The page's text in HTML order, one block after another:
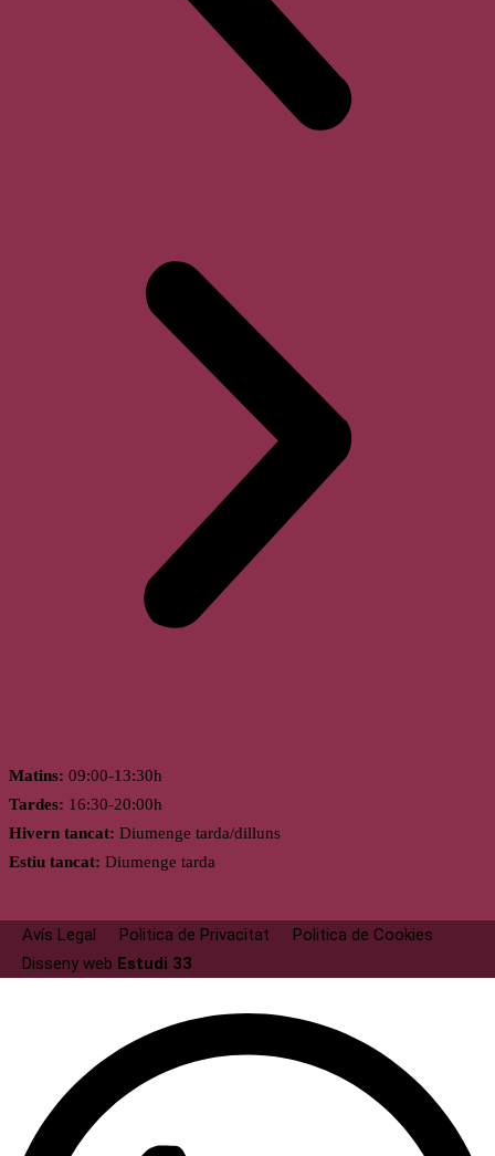
Matins: 09:00-13:30h
Tardes: 16:30-20:00h
Hivern tancat: Diumenge tarda/dilluns
Estiu tancat: Diumenge tarda
Avís Legal Politica de Privacitat
Politica de Cookies
Disseny web Estudi 33